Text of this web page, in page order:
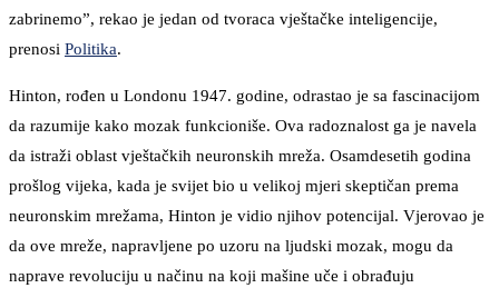
zabrinemo”, rekao je jedan od tvoraca vještačke inteligencije,
prenosi Politika.
Hinton, rođen u Londonu 1947. godine, odrastao je sa fascinacijom
da razumije kako mozak funkcioniše. Ova radoznalost ga je navela
da istraži oblast vještačkih neuronskih mreža. Osamdesetih godina
prošlog vijeka, kada je svijet bio u velikoj mjeri skeptičan prema
neuronskim mrežama, Hinton je vidio njihov potencijal. Vjerovao je
da ove mreže, napravljene po uzoru na ljudski mozak, mogu da
naprave revoluciju u načinu na koji mašine uče i obrađuju